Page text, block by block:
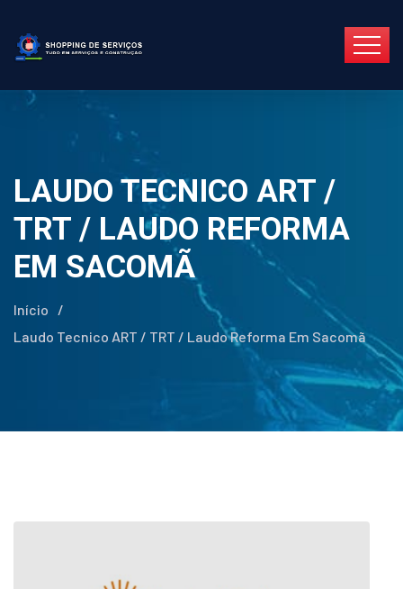
LAUDO TECNICO ART /
TRT / LAUDO REFORMA
EM SACOMÃ
Início
/
Laudo Tecnico ART / TRT / Laudo Reforma Em Sacomã